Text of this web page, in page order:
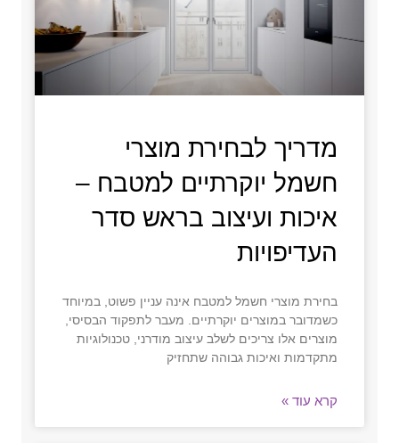
מדריך לבחירת מוצרי
חשמל יוקרתיים למטבח –
איכות ועיצוב בראש סדר
העדיפויות
בחירת מוצרי חשמל למטבח אינה עניין פשוט, במיוחד
כשמדובר במוצרים יוקרתיים. מעבר לתפקוד הבסיסי,
מוצרים אלו צריכים לשלב עיצוב מודרני, טכנולוגיות
מתקדמות ואיכות גבוהה שתחזיק
קרא עוד »